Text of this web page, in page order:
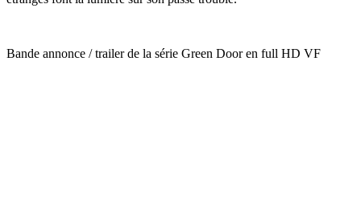
Bande annonce / trailer de la série Green Door en full HD VF